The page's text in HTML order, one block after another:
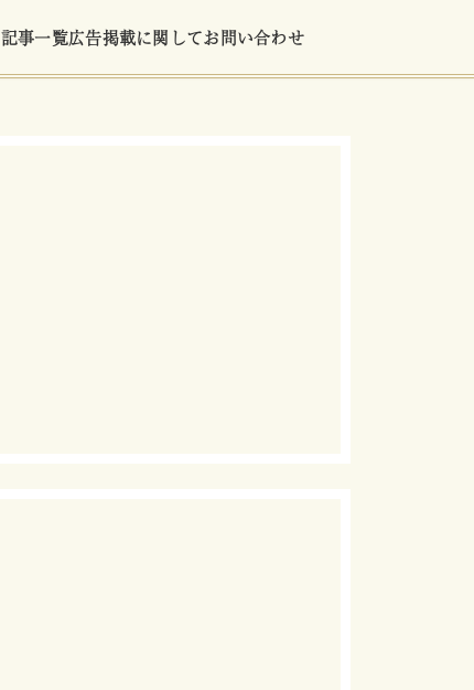
記事一覧広告掲載に関してお問い合わせ